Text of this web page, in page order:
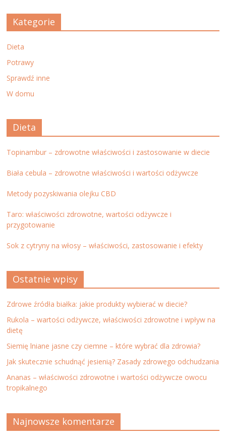
Kategorie
Dieta
Potrawy
Sprawdź inne
W domu
Dieta
Topinambur – zdrowotne właściwości i zastosowanie w diecie
Biała cebula – zdrowotne właściwości i wartości odżywcze
Metody pozyskiwania olejku CBD
Taro: właściwości zdrowotne, wartości odżywcze i
przygotowanie
Sok z cytryny na włosy – właściwości, zastosowanie i efekty
Ostatnie wpisy
Zdrowe źródła białka: jakie produkty wybierać w diecie?
Rukola – wartości odżywcze, właściwości zdrowotne i wpływ na
dietę
Siemię lniane jasne czy ciemne – które wybrać dla zdrowia?
Jak skutecznie schudnąć jesienią? Zasady zdrowego odchudzania
Ananas – właściwości zdrowotne i wartości odżywcze owocu
tropikalnego
Najnowsze komentarze